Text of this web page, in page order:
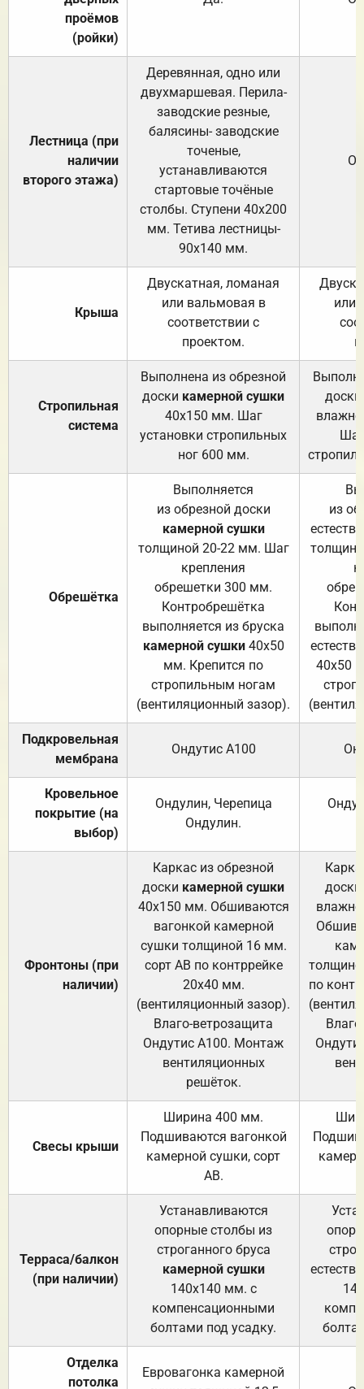
проёмов
(ройки)
Лестница (при
наличии
второго этажа)
Деревянная, одно или
двухмаршевая. Перила-
заводские резные,
балясины- заводские
точеные,
устанавливаются
стартовые точёные
столбы. Ступени 40х200
мм. Тетива лестницы-
90х140 мм.
Крыша
Двускатная, ломаная
или вальмовая в
соответствии с
проектом.
или
Стропильная
система
Выполнена из обрезной
доски камерной сушки
40х150 мм. Шаг
установки стропильных
ног 600 мм.
доски
Обрешётка
Выполняется
из обрезной доски
камерной сушки
толщиной 20-22 мм. Шаг
крепления
обрешетки 300 мм.
Контробрешётка
выполняется из бруска
камерной сушки40х50
мм. Крепится по
стропильным ногам
(вентиляционный зазор).
из
40х50
Подкровельная
мембрана
Ондутис А100
Кровельное
покрытие (на
выбор)
Ондулин, Черепица
Ондулин.
Фронтоны (при
наличии)
Каркас из обрезной
доски камерной сушки
40х150 мм. Обшиваются
вагонкой камерной
сушки толщиной 16 мм.
сорт АВ по контррейке
20х40 мм.
(вентиляционный зазор).
Влаго-ветрозащита
Ондутис А100. Монтаж
вентиляционных
решёток.
доски
по
Свесы крыши
Ширина 400 мм.
Подшиваются вагонкой
камерной сушки, сорт
АВ.
Терраса/балкон
(при наличии)
Устанавливаются
опорные столбы из
строганного бруса
камерной сушки
140х140 мм. с
компенсационными
болтами под усадку.
Отделка
потолка
Евровагонка камерной